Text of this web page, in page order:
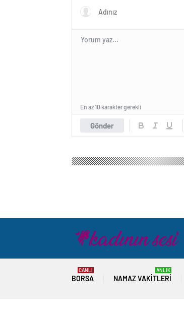
Gönder
En az 10 karakter gerekli
BORSA
CANLI
NAMAZ VAKITLERI
ANLIK